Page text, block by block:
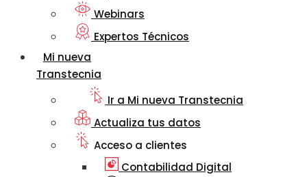
Webinars
Expertos Técnicos
Mi nueva
Transtecnia
Ir a Mi nueva Transtecnia
Actualiza tus datos
Acceso a clientes
Contabilidad Digital